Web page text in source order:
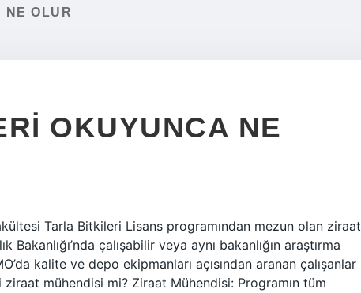
NE OLUR
OKUYUNCA NE
Tarla Bitkileri Lisans programından mezun olan ziraat
Bakanlığı’nda çalışabilir veya aynı bakanlığın araştırma
kalite ve depo ekipmanları açısından aranan çalışanlar
mühendisi mi? Ziraat Mühendisi: Programın tüm